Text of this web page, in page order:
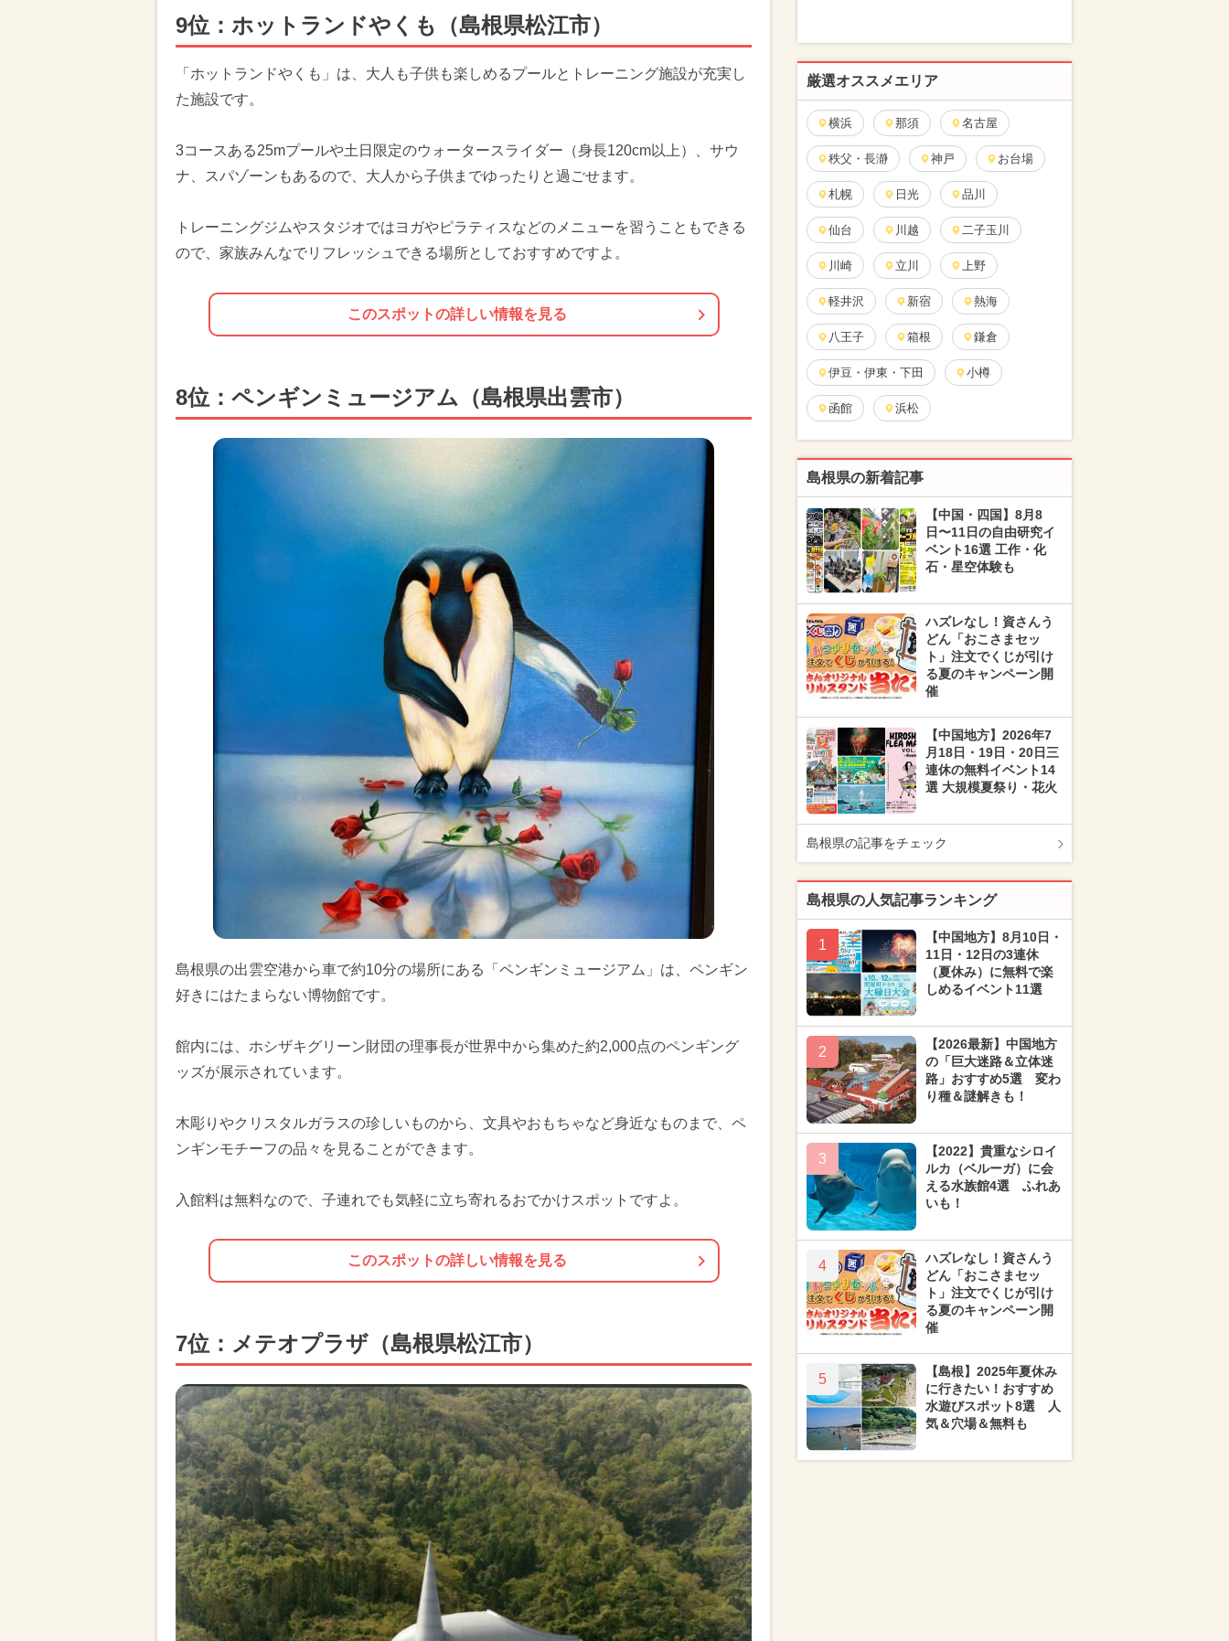
9位：ホットランドやくも（島根県松江市）
「ホットランドやくも」は、大人も子供も楽しめるプールとトレーニング施設が充実し
た施設です。
3コースある25mプールや土日限定のウォータースライダー（身長120cm以上）、サウ
ナ、スパゾーンもあるので、大人から子供までゆったりと過ごせます。
トレーニングジムやスタジオではヨガやピラティスなどのメニューを習うこともできる
ので、家族みんなでリフレッシュできる場所としておすすめですよ。
このスポットの詳しい情報を見る
8位：ペンギンミュージアム（島根県出雲市）
島根県の出雲空港から車で約10分の場所にある「ペンギンミュージアム」は、ペンギン
好きにはたまらない博物館です。
館内には、ホシザキグリーン財団の理事長が世界中から集めた約2,000点のペンギング
ッズが展示されています。
木彫りやクリスタルガラスの珍しいものから、文具やおもちゃなど身近なものまで、ペ
ンギンモチーフの品々を見ることができます。
入館料は無料なので、子連れでも気軽に立ち寄れるおでかけスポットですよ。
このスポットの詳しい情報を見る
7位：メテオプラザ（島根県松江市）
厳選オススメエリア
横浜 那須 名古屋
秩父・長瀞 神戸 お台場
札幌 日光 品川
仙台 川越 二子玉川
川崎 立川 上野
軽井沢 新宿 熱海
八王子 箱根 鎌倉
伊豆・伊東・下田 小樽
函館 浜松
島根県の新着記事
【中国・四国】8月8
日〜11日の自由研究イ
ベント16選 工作・化
石・星空体験も
ハズレなし！資さんう
どん「おこさまセッ
ト」注文でくじが引け
る夏のキャンペーン開
催
【中国地方】2026年7
月18日・19日・20日三
連休の無料イベント14
選 大規模夏祭り・花火
島根県の記事をチェック
島根県の人気記事ランキング
1
【中国地方】8月10日・
11日・12日の3連休
（夏休み）に無料で楽
しめるイベント11選
2
【2026最新】中国地方
の「巨大迷路＆立体迷
路」おすすめ5選 変わ
り種＆謎解きも！
3
【2022】貴重なシロイ
ルカ（ベルーガ）に会
える水族館4選 ふれあ
いも！
4
ハズレなし！資さんう
どん「おこさまセッ
ト」注文でくじが引け
る夏のキャンペーン開
催
5
【島根】2025年夏休み
に行きたい！おすすめ
水遊びスポット8選 人
気＆穴場＆無料も